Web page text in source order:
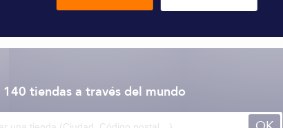
140 tiendasa través del mundo